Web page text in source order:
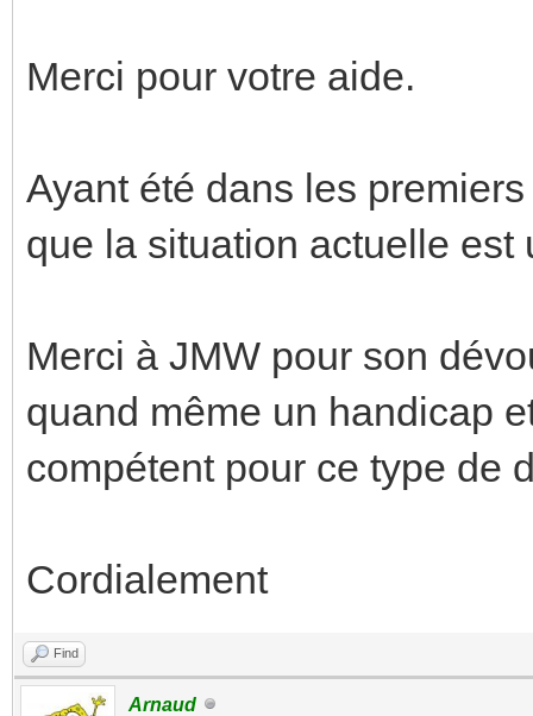
Merci pour votre aide.
Ayant été dans les
que la situation actuelle est
Merci à JMW pour son
quand même un handicap
compétent pour ce type de
Cordialement
Find
Arnaud